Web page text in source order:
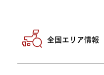
全国エリア情報